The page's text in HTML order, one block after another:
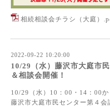
相続相談会チラシ（大庭）
2022-09-22 10:20:00
10/29（水）藤沢市大庭市
＆相談会開催！
10/29（水）10：00・14：00
藤沢市大庭市民センター第４会